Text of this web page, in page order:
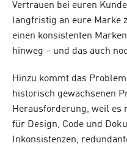
Vertrauen bei euren
langfristig an eure Marke
einen konsistenten
hinweg – und das auch
Hinzu kommt das
historisch gewachsenen
Herausforderung, weil es
für Design, Code und
Inkonsistenzen,